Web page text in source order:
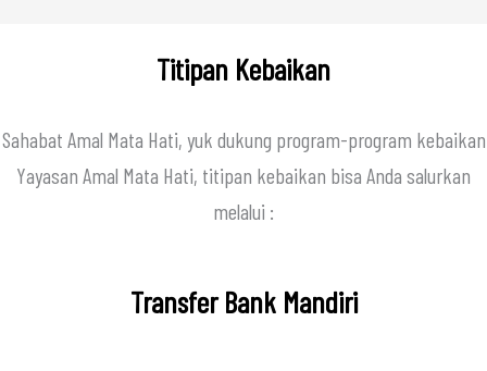
Titipan Kebaikan
Sahabat Amal Mata Hati, yuk dukung program-program kebaikan
Yayasan Amal Mata Hati, titipan kebaikan bisa Anda salurkan
melalui :
Transfer Bank Mandiri